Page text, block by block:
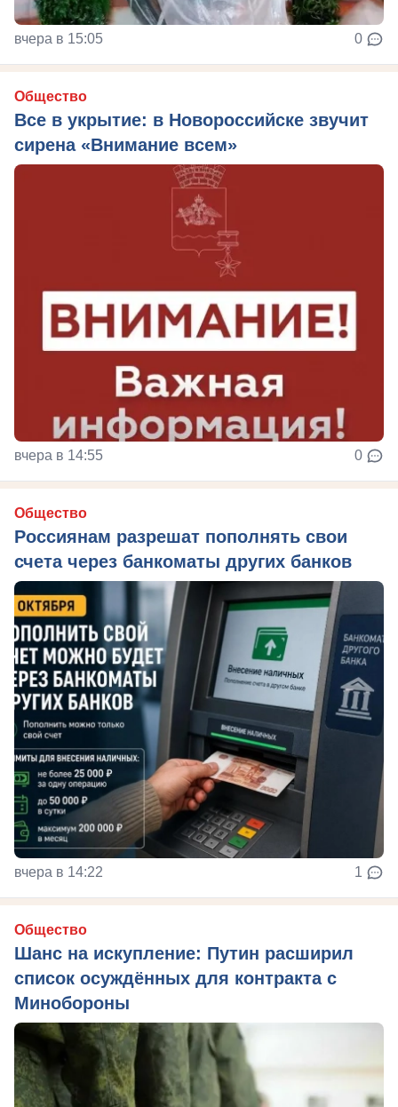
вчера в 15:05 0
Общество
Все в укрытие: в Новороссийске звучит
сирена «Внимание всем»
вчера в 14:55 0
Общество
Россиянам разрешат пополнять свои
счета через банкоматы других банков
вчера в 14:22 1
Общество
Шанс на искупление: Путин расширил
список осуждённых для контракта с
Минобороны